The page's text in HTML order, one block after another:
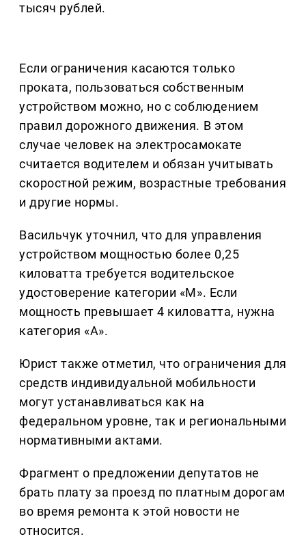
тысяч рублей.
Если ограничения касаются только
проката, пользоваться собственным
устройством можно, но с соблюдением
правил дорожного движения. В этом
случае человек на электросамокате
считается водителем и обязан учитывать
скоростной режим, возрастные требования
и другие нормы.
Васильчук уточнил, что для управления
устройством мощностью более 0,25
киловатта требуется водительское
удостоверение категории «М». Если
мощность превышает 4 киловатта, нужна
категория «А».
Юрист также отметил, что ограничения для
средств индивидуальной мобильности
могут устанавливаться как на
федеральном уровне, так и региональными
нормативными актами.
Фрагмент о предложении депутатов не
брать плату за проезд по платным дорогам
во время ремонта к этой новости не
относится.